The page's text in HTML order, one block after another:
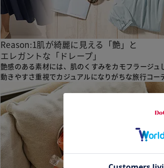
Reason:1肌が綺麗に見える 「艶 」 と
エレガントな 「ドレープ」
艶感のある素材には、肌のくすみをカモフラージュ
動きやすさ重視でカジュアルになりがちな旅行コ